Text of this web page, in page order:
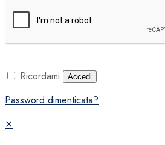
Ricordami Accedi
Password dimenticata?
✕